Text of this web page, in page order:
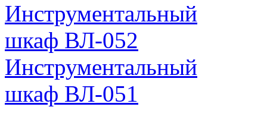
Инструментальный
шкаф ВЛ-052
Инструментальный
шкаф ВЛ-051